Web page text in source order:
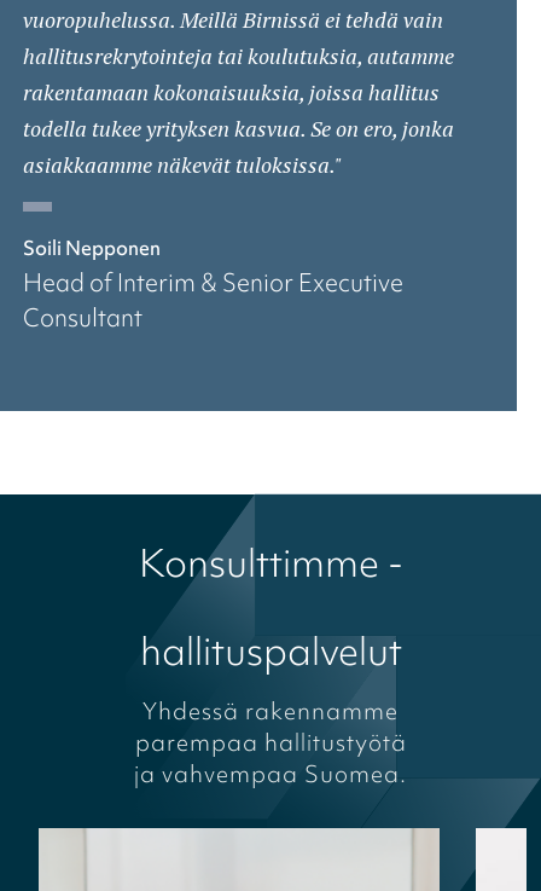
vuoropuhelussa. Meillä Birnissä ei tehdä vain
hallitusrekrytointeja tai koulutuksia, autamme
rakentamaan kokonaisuuksia, joissa hallitus
todella tukee yrityksen kasvua. Se on ero, jonka
asiakkaamme näkevät tuloksissa."
Soili Nepponen
Head of Interim & Senior Executive
Consultant
Konsulttimme -
hallituspalvelut
Yhdessä rakennamme
parempaa hallitustyötä
ja vahvempaa Suomea.